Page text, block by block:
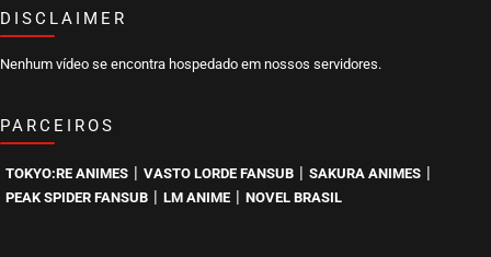
DISCLAIMER
Nenhum vídeo se encontra hospedado em nossos servidores.
PARCEIROS
TOKYO:RE ANIMES VASTO LORDE FANSUB SAKURA ANIMES
PEAK SPIDER FANSUB LM ANIME NOVEL BRASIL